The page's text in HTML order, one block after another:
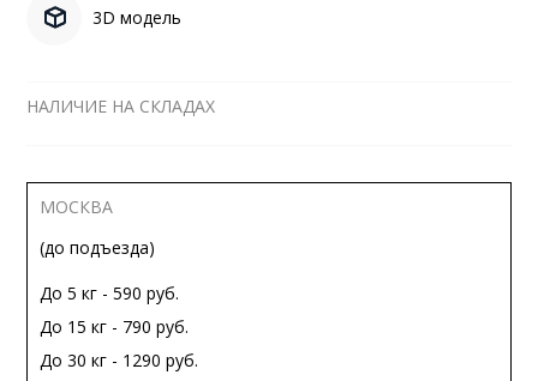
3D модель
НАЛИЧИЕ НА СКЛАДАХ
МОСКВА
(до подъезда)
До 5 кг - 590 руб.
До 15 кг - 790 руб.
До 30 кг - 1290 руб.